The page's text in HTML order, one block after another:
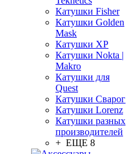
Катушки Fisher
Катушки Golden
Mask
Катушки XP
Катушки Nokta |
Makro
Катушки для
Quest
Катушки Сварог
Катушки Lorenz
Катушки разных
производителей
+ ЕЩЕ 8